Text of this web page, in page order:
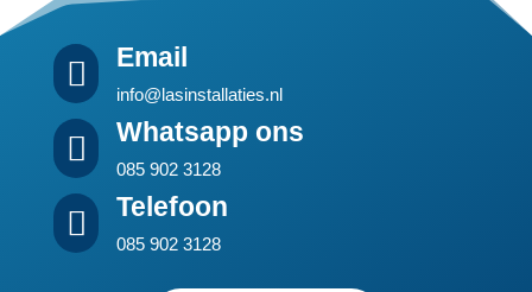
 Email
info@lasinstallaties.nl
 Whatsapp ons
085 902 3128
 Telefoon
085 902 3128